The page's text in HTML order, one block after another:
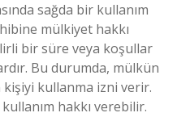
sağda bir kullanım
mülkiyet hakkı
bir süre veya koşullar
Bu durumda, mülkün
kişiyi kullanma izni verir.
hakkı verebilir.